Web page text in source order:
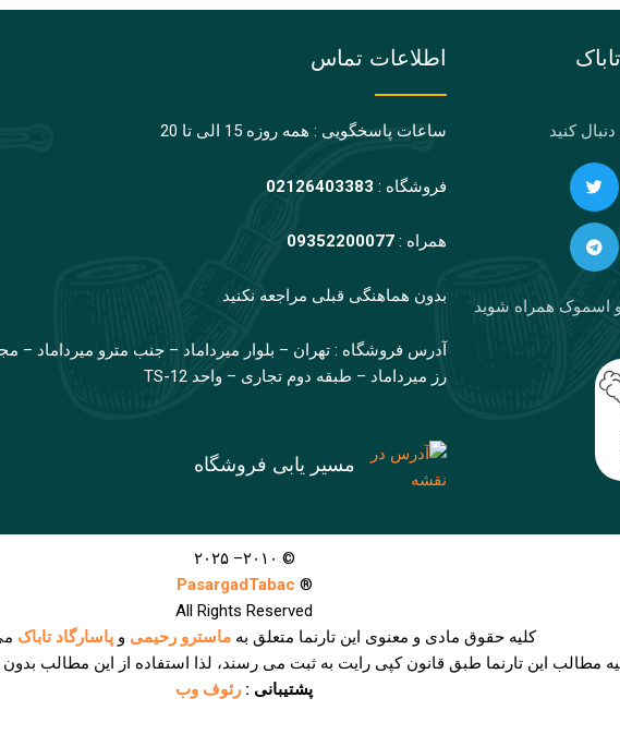
کنید
Twitter
Telegram
اسموک همراه شوید
اطلاعات تماس
ساعات پاسخگویی : همه روزه 15 الی تا 20
فروشگاه : 02126403383
همراه :09352200077
بدون هماهنگی قبلی مراجعه نکنید
آدرس فروشگاه : تهران – بلوار میرداماد – جنب مترو میرداماد –
رز میرداماد – طبقه دوم تجاری – واحد TS-12
مسیر یابی فروشگاه
© ۲۰۱۰– ۲۰۲۵
®
PasargadTabac
All Rights Reserved
كليه حقوق مادی و معنوی اين تارنما متعلق بهماسترو رحیمی وپاسارگاد تاباک
مطالب این تارنما طبق قانون کپی رایت به ثبت می رسند، لذا استفاده از این مطالب
پشتیبانی : رئوف وب